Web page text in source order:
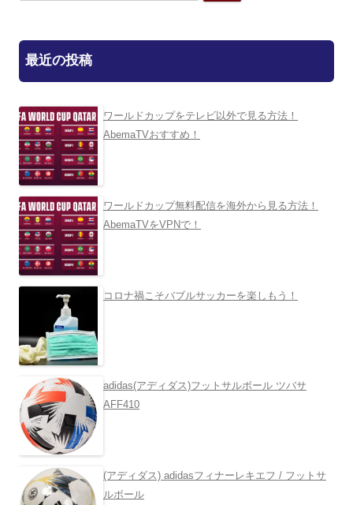
索:
最近の投稿
ワールドカップをテレビ以外で見る方法！
AbemaTVおすすめ！
ワールドカップ無料配信を海外から見る方法！
AbemaTVをVPNで！
コロナ禍こそバブルサッカーを楽しもう！
adidas(アディダス)フットサルボール ツバサ
AFF410
(アディダス) adidasフィナーレキエフ / フットサ
ルボール